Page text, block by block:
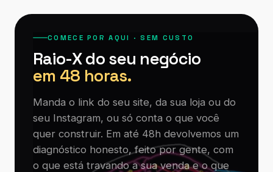
COMECE POR AQUI · SEM CUSTO
Raio-X do seu negócio
em 48 horas.
Manda o link do seu site, da sua loja ou do
seu Instagram, ou só conta o que você
quer construir. Em até 48h devolvemos um
diagnóstico honesto, feito por gente, com
o que está travando a sua venda e o que